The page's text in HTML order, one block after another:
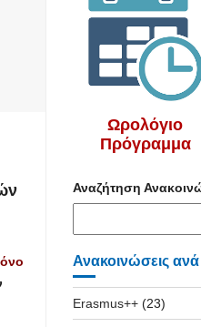
Ωρολόγιο
Πρόγραμμα
Αναζήτηση
Ανακοινώσεις
Erasmus++(23)